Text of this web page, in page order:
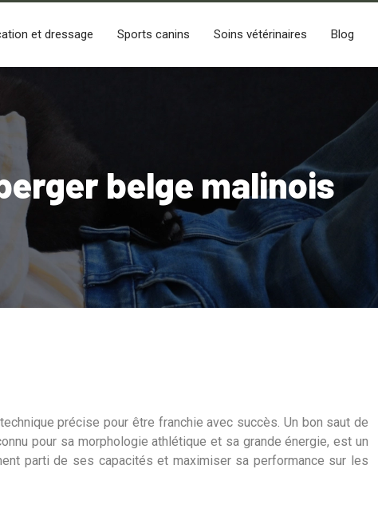
et dressage Sports canins Soins vétérinaires Blog
belge malinois
précise pour être franchie avec succès. Un bon saut de
pour sa morphologie athlétique et sa grande énergie, est un
parti de ses capacités et maximiser sa performance sur les